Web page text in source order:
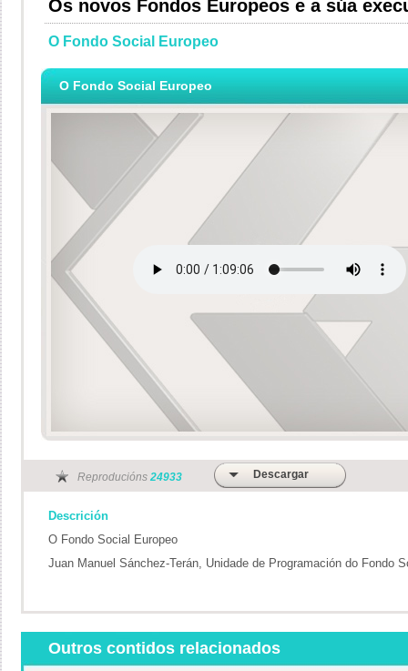
Os novos Fondos Europeos e a súa
O Fondo Social Europeo
O Fondo Social Europeo
Reproducións 24933 Descargar
Descrición
O Fondo Social Europeo
Juan Manuel Sánchez-Terán, Unidade de Programación do Fondo
Outros contidos relacionados